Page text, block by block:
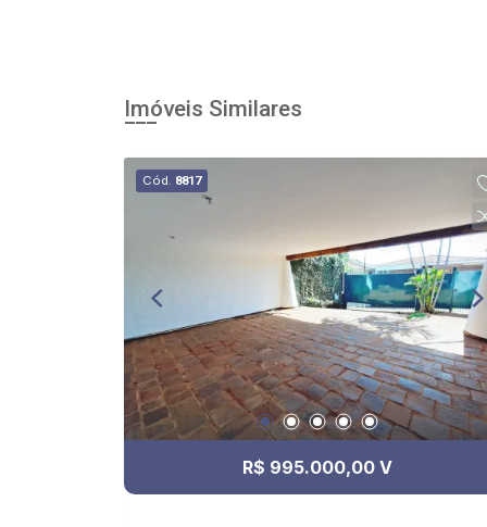
Imóveis Similares
Cód. 8817
R$ 995.000,00 V